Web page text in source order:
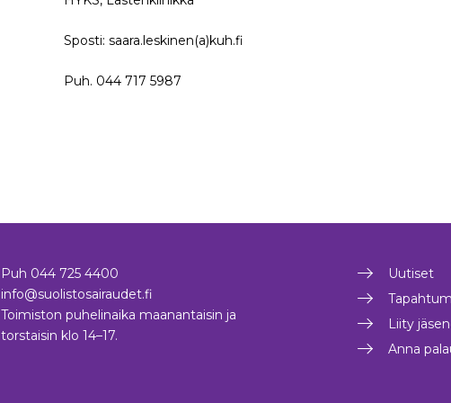
Sposti: saara.leskinen(a)kuh.fi
Puh. 044 717 5987
Puh 044 725 4400
info@suolistosairaudet.fi
Toimiston puhelinaika maanantaisin ja
torstaisin klo 14–17.
Uutiset
Liity
Anna